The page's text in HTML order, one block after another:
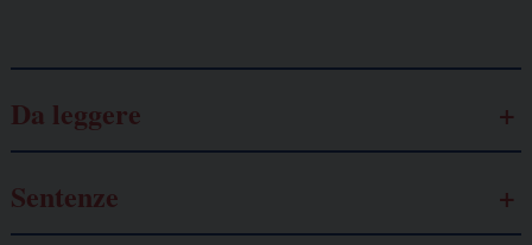
Da leggere
Sentenze